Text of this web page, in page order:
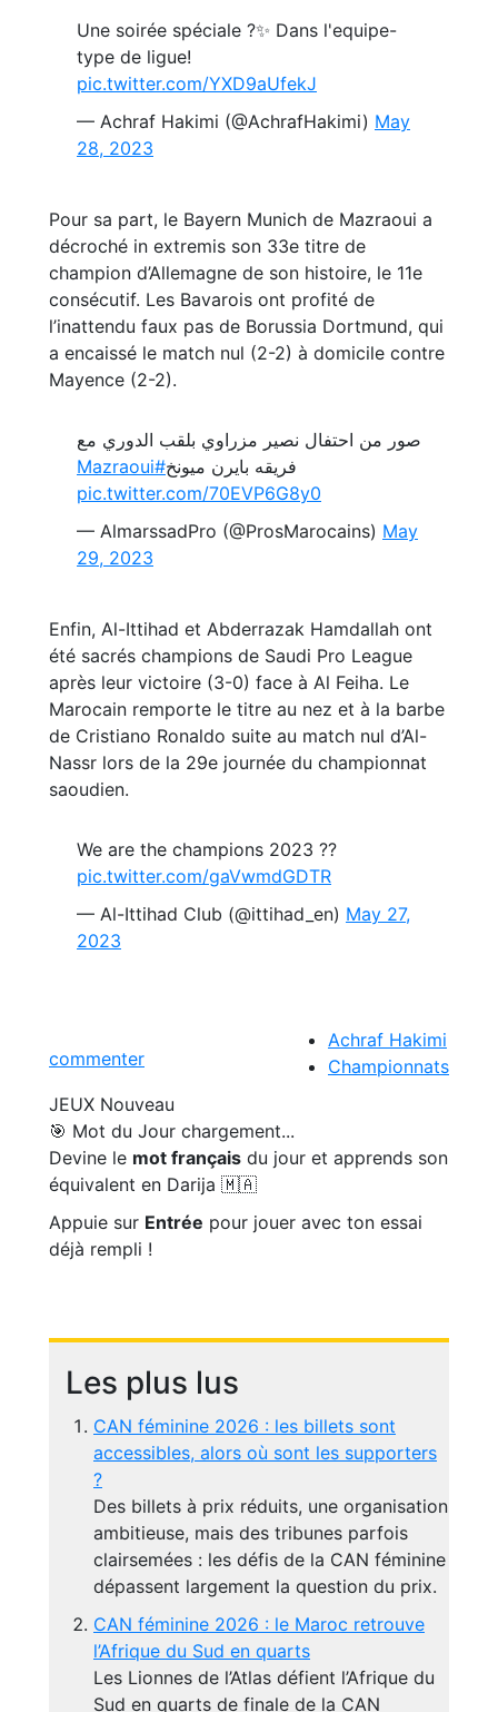
Une soirée spéciale ?✨ Dans l'equipe-
type de ligue!
pic.twitter.com/YXD9aUfekJ
— Achraf Hakimi (@AchrafHakimi) May
28, 2023
Pour sa part, le Bayern Munich de Mazraoui a
décroché in extremis son 33e titre de
champion d’Allemagne de son histoire, le 11e
consécutif. Les Bavarois ont profité de
l’inattendu faux pas de Borussia Dortmund, qui
a encaissé le match nul (2-2) à domicile contre
Mayence (2-2).
صور من احتفال نصير مزراوي بلقب الدوري مع
فريقه بايرن ميونخ#Mazraoui
pic.twitter.com/70EVP6G8y0
— AlmarssadPro (@ProsMarocains) May
29, 2023
Enfin, Al-Ittihad et Abderrazak Hamdallah ont
été sacrés champions de Saudi Pro League
après leur victoire (3-0) face à Al Feiha. Le
Marocain remporte le titre au nez et à la barbe
de Cristiano Ronaldo suite au match nul d’Al-
Nassr lors de la 29e journée du championnat
saoudien.
We are the champions 2023 ??
pic.twitter.com/gaVwmdGDTR
— Al-Ittihad Club (@ittihad_en) May 27,
2023
commenter
Achraf Hakimi
Championnats
JEUX Nouveau
🎯 Mot du Jour chargement...
Devine le mot français du jour et apprends son
équivalent en Darija 🇲🇦
Appuie sur Entrée pour jouer avec ton essai
déjà rempli !
Les plus lus
CAN féminine 2026 : les billets sont
accessibles, alors où sont les supporters
?
Des billets à prix réduits, une organisation
ambitieuse, mais des tribunes parfois
clairsemées : les défis de la CAN féminine
dépassent largement la question du prix.
CAN féminine 2026 : le Maroc retrouve
l’Afrique du Sud en quarts
Les Lionnes de l’Atlas défient l’Afrique du
Sud en quarts de finale de la CAN